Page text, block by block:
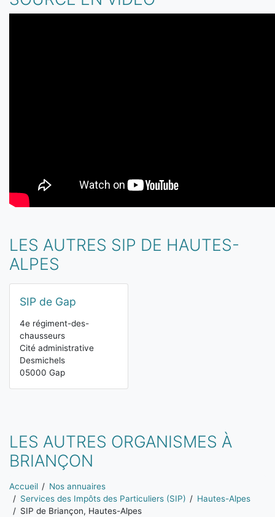
LES AUTRES SIP DE HAUTES-
ALPES
SIP de Gap
4e régiment-des-
chausseurs
Cité administrative
Desmichels
05000 Gap
LES AUTRES ORGANISMES À
BRIANÇON
Vous êtes ici:
Accueil
Nos annuaires
Services des Impôts des Particuliers (SIP)
Hautes-Alpes
SIP de Briançon, Hautes-Alpes